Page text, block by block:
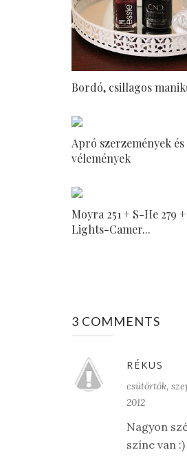
Bordó, csillagos
Apró szerzemények és
vélemények
Moyra 251 + S-He 279 +
Lights-Camer...
3 COMMENTS
RÉKUS
csütörtök,
2012
Nagyon
színe van :)